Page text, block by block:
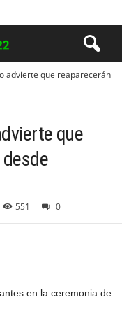
advierte que reaparecerán
que
551 0
en la ceremonia de